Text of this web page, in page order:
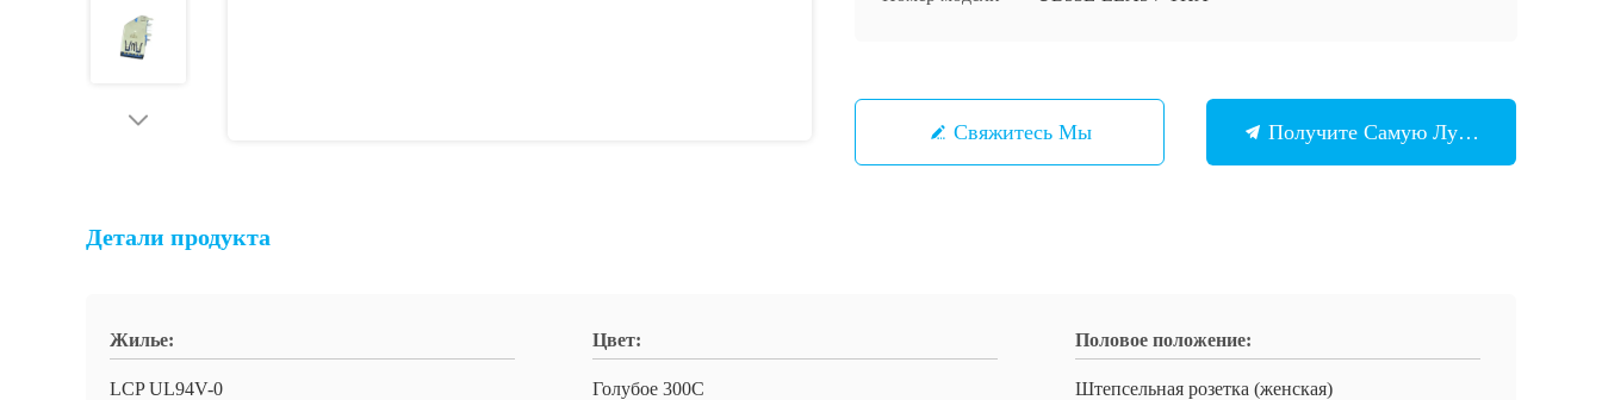
Свяжитесь Мы Получите Самую Лучшую Цену
Детали продукта
Жилье:
LCP UL94V-0
Цвет:
Голубое 300C
Половое положение:
Штепсельная розетка (женская)